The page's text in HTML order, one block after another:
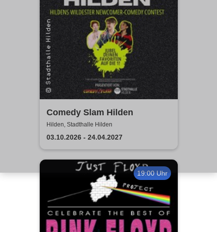
Comedy Slam Hilden
Hilden, Stadthalle Hilden
03.10.2026 - 24.04.2027
19:00 Uhr